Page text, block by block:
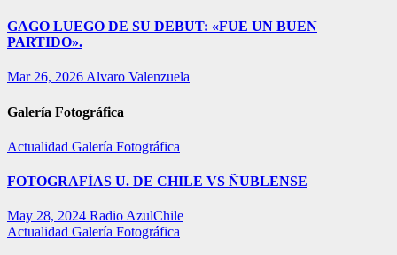
GAGO LUEGO DE SU DEBUT: «FUE UN BUEN
PARTIDO».
Mar 26, 2026 Alvaro Valenzuela
Galería Fotográfica
Actualidad Galería Fotográfica
FOTOGRAFÍAS U. DE CHILE VS ÑUBLENSE
May 28, 2024 Radio AzulChile
Actualidad Galería Fotográfica